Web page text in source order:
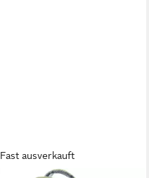
Fast ausverkauft